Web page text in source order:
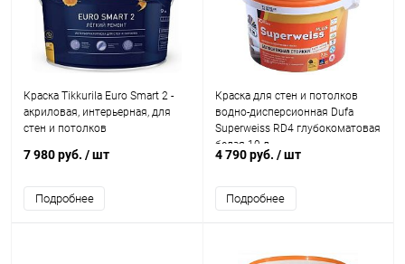
Краска Tikkurila Euro Smart 2 -
акриловая, интерьерная, для
стен и потолков
7 980 руб. / шт
Подробнее
Краска для стен и потолков
водно-дисперсионная Dufa
Superweiss RD4 глубокоматовая
белая 10 л.
4 790 руб. / шт
Подробнее